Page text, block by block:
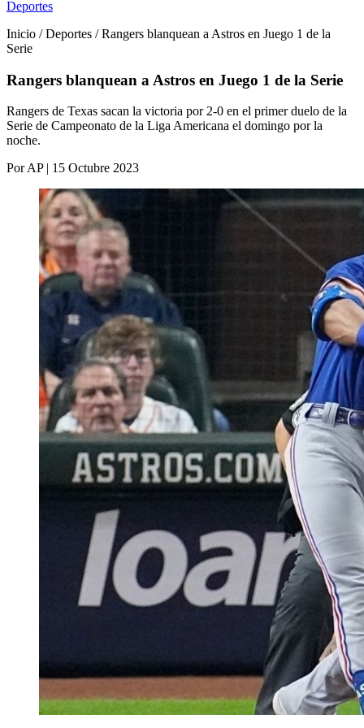
Deportes
Inicio / Deportes / Rangers blanquean a Astros en Juego 1 de la
Serie
Rangers blanquean a Astros en Juego 1 de la Serie
Rangers de Texas sacan la victoria por 2-0 en el primer duelo de la
Serie de Campeonato de la Liga Americana el domingo por la
noche.
Por AP | 15 Octubre 2023